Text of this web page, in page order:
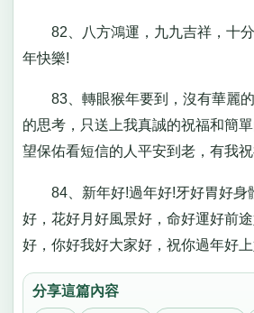
82、八方鴻運，九九吉祥，十分
年快樂!
83、轉眼猴年要到，沒有華麗的
的思考，只送上我真誠的祝福和簡
望保佑看短信的人平安到老，有我
84、新年好!過年好!牙好胃好身
好，花好月好風景好，命好運好前
好，你好我好大家好，祝你過年好
分享這篇內容